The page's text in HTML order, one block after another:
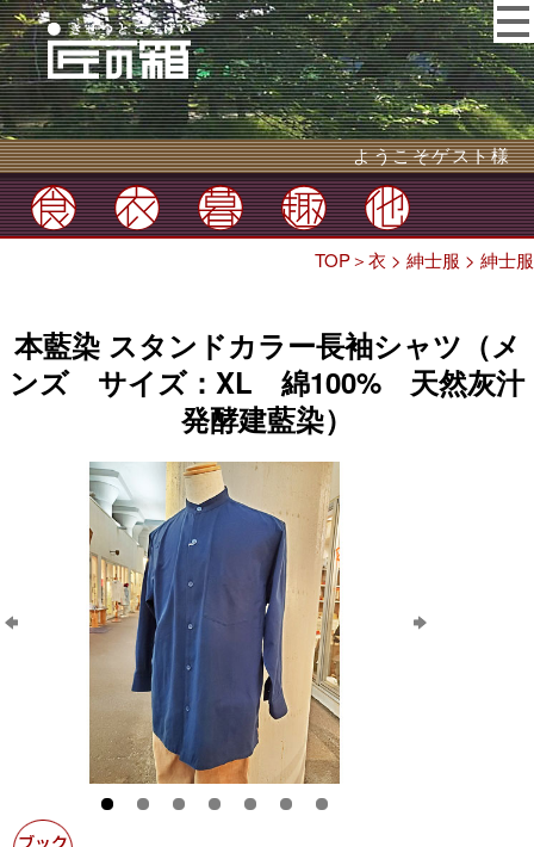
ようこそゲスト様
TOP＞衣 > 紳士服 > 紳士服
本藍染 スタンドカラー長袖シャツ（メ
ンズ サイズ：XL 綿100% 天然灰汁
発酵建藍染）